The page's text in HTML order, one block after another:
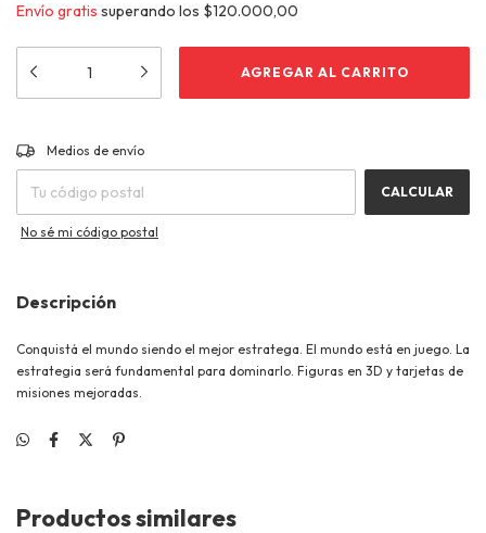
Envío gratis superando los $120.000,00
Entregas para el CP:
Medios de envío
CALCULAR
No sé mi código postal
Descripción
Conquistá el mundo siendo el mejor estratega. El mundo está en juego. La
estrategia será fundamental para dominarlo. Figuras en 3D y tarjetas de
misiones mejoradas.
Productos similares